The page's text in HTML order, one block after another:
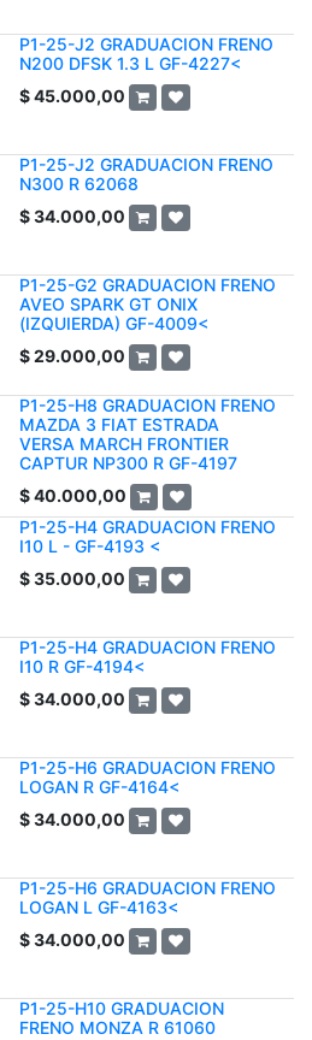
P1-25-J2 GRADUACION FRENO
N200 DFSK 1.3 L GF-4227<
$45.000,00
P1-25-J2 GRADUACION FRENO
N300 R 62068
$34.000,00
P1-25-G2 GRADUACION FRENO
AVEO SPARK GT ONIX
(IZQUIERDA) GF-4009<
$29.000,00
P1-25-H8 GRADUACION FRENO
MAZDA 3 FIAT ESTRADA
VERSA MARCH FRONTIER
CAPTUR NP300 R GF-4197
$40.000,00
P1-25-H4 GRADUACION FRENO
I10 L - GF-4193 <
$35.000,00
P1-25-H4 GRADUACION FRENO
I10 R GF-4194<
$34.000,00
P1-25-H6 GRADUACION FRENO
LOGAN R GF-4164<
$34.000,00
P1-25-H6 GRADUACION FRENO
LOGAN L GF-4163<
$34.000,00
P1-25-H10 GRADUACION
FRENO MONZA R 61060